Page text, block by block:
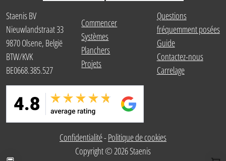
Staenis BV
Nieuwlandstraat 33
9870 Olsene, België
BTW/KVK
BE0668.385.527
Commencer
Systèmes
Planchers
Projets
Questions
fréquemment posées
Guide
Contactez-nous
Carrelage
Confidentialité-Politique de cookies
Copyright © 2026 Staenis